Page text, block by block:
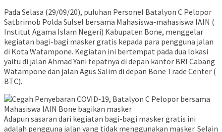
Pada Selasa (29/09/20), puluhan Personel Batalyon C Pelopor
Satbrimob Polda Sulsel bersama Mahasiswa-mahasiswa IAIN (
Institut Agama Islam Negeri) Kabupaten Bone, menggelar
kegiatan bagi-bagi masker gratis kepada para pengguna jalan
di Kota Watampone. Kegiatan ini bertempat pada dua lokasi
yaitu di jalan Ahmad Yani tepatnya di depan kantor BRI Cabang
Watampone dan jalan Agus Salim di depan Bone Trade Center (
BTC).
Adapun sasaran dari kegiatan bagi-bagi masker gratis ini
adalah pengguna jalan yang tidak menggunakan masker. Selain